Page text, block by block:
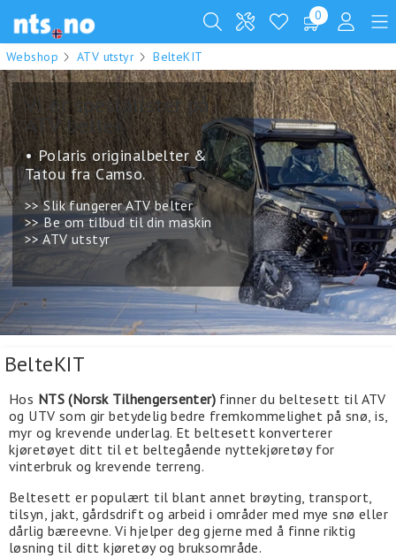
0
Webshop ATV utstyr BelteKIT
Vi er spesialister på
ATV belter
• Polaris originalbelter &
Tatou fra Camso.
>> Slik fungerer ATV belter
>> Be om tilbud til din maskin
>> ATV utstyr
BelteKIT
Hos NTS (Norsk Tilhengersenter) finner du beltesett til ATV
og UTV som gir betydelig bedre fremkommelighet på snø, is,
myr og krevende underlag. Et beltesett konverterer
kjøretøyet ditt til et beltegående nyttekjøretøy for
vinterbruk og krevende terreng.
Beltesett er populært til blant annet brøyting, transport,
tilsyn, jakt, gårdsdrift og arbeid i områder med mye snø eller
dårlig bæreevne. Vi hjelper deg gjerne med å finne riktig
løsning til ditt kjøretøy og bruksområde.